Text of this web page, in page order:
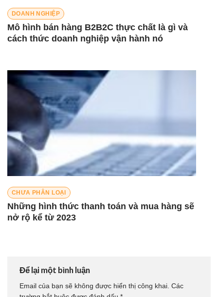
DOANH NGHIỆP
Mô hình bán hàng B2B2C thực chất là gì và
cách thức doanh nghiệp vận hành nó
CHƯA PHÂN LOẠI
Những hình thức thanh toán và mua hàng sẽ
nở rộ kể từ 2023
Để lại một bình luận
Email của bạn sẽ không được hiển thị công khai. Các